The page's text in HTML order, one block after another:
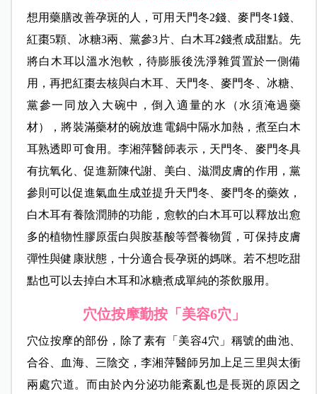
想用藥膳改善孕斑的人，可用天門冬2錢、麥門冬1錢、
紅棗5顆、冰糖3兩、黨參3片、白木耳2錢煮成甜點。先
將白木耳以溫水泡軟，待膨脹後洗淨雜質置於一側備
用，再把紅棗去核與白木耳、天門冬、麥門冬、冰糖、
黨參一同放入大碗中，倒入適量的水（水須淹過藥
材），將裝滿藥材的碗放進電鍋中隔水加熱，煮至白木
耳熟透即可食用。李湘萍醫師表示，天門冬、麥門冬具
有抗氧化、促進新陳代謝、美白、滋潤皮膚的作用，黨
參則可以促進氣血生成並提升天門冬、麥門冬的藥效，
白木耳有養陰潤肺的功能，愈軟的白木耳可以釋放出愈
多的植物性膠原蛋白與胺基酸等營養物質，可保持皮膚
彈性與健康狀態，十分適合長孕斑的媽咪。若不想吃甜
點也可以去掉白木耳和冰糖煮成單純的茶飲服用。
穴位按摩勤按「美容6穴」
穴位按摩的部份，除了素有「美容4穴」稱號的曲池、
合谷、血海、三陰交，李湘萍醫師另加上足三里與太衝
兩處穴道。而由於內分泌功能紊亂也是長斑的原因之